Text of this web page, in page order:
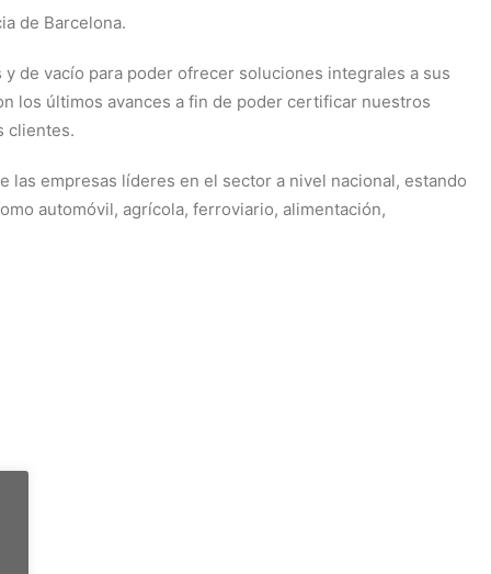
de Barcelona.
de vacío para poder ofrecer soluciones integrales a sus
los últimos avances a fin de poder certificar nuestros
clientes.
empresas líderes en el sector a nivel nacional, estando
automóvil, agrícola, ferroviario, alimentación,